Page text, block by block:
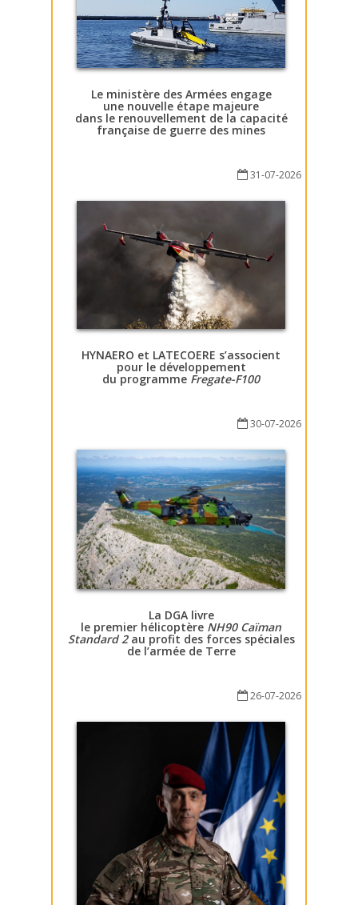
Le ministère des Armées engage
une nouvelle étape majeure
dans le renouvellement de la capacité
française de guerre des mines
31-07-2026
HYNAERO et LATECOERE s’associent
pour le développement
du programme Fregate-F100
30-07-2026
La DGA livre
le premier hélicoptère NH90 Caïman
Standard 2au profit des forces spéciales
de l’armée de Terre
26-07-2026